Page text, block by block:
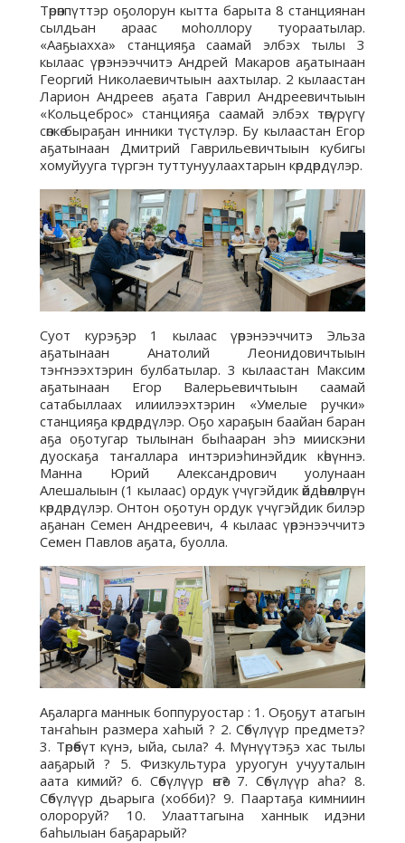
Төрөппүттэр оҕолорун кытта барыта 8 станциянан
сылдьан араас моhоллору туораатылар.
«Ааҕыахха» станцияҕа саамай элбэх тылы 3
кылаас үөрэнээччитэ Андрей Макаров аҕатынаан
Георгий Николаевичтыын аахтылар. 2 кылаастан
Ларион Андреев аҕата Гаврил Андреевичтыын
«Кольцеброс» станцияҕа саамай элбэх төгүрүгү
сөпкө быраҕан инники түстүлэр. Бу кылаастан Егор
аҕатынаан Дмитрий Гаврильевичтыын кубигы
хомуйууга түргэн туттунуулаахтарын көрдөрдүлэр.
Суот курэҕэр 1 кылаас үөрэнээччитэ Эльза
аҕатынаан Анатолий Леонидовичтыын
тэҥнээхтэрин булбатылар. 3 кылаастан Максим
аҕатынаан Егор Валерьевичтыын саамай
сатабыллаах илиилээхтэрин «Умелые ручки»
станцияҕа көрдөрдүлэр. Оҕо хараҕын баайан баран
аҕа оҕотугар тылынан быһааран эһэ миискэни
дуоскаҕа таҥаллара интэриэһинэйдик көһүннэ.
Манна Юрий Александрович уолунаан
Алешалыын (1 кылаас) ордук үчүгэйдик өйдөһөллөрүн
көрдөрдүлэр. Онтон оҕотун ордук үчүгэйдик билэр
аҕанан Семен Андреевич, 4 кылаас үөрэнээччитэ
Семен Павлов аҕата, буолла.
Аҕаларга маннык боппуруостар : 1. Оҕоҕут атагын
таҥаһын размера хаһый ? 2. Сөбүлүүр предметэ?
3. Төрөөбүт күнэ, ыйа, сыла? 4. Мүнүүтэҕэ хас тылы
ааҕарый ? 5. Физкультура уруогун учууталын
аата кимий? 6. Сөбүлүүр өҥө? 7. Сөбүлүүр аһа? 8.
Сөбүлүүр дьарыга (хобби)? 9. Паартаҕа кимниин
олороруй? 10. Улааттагына ханнык идэни
баһылыан баҕарарый?